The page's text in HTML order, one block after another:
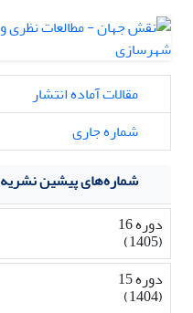
مقالات آماده انتشار
شماره جاری
شماره‌های پیشین نشریه
دوره 16
(1405)
دوره 15
(1404)